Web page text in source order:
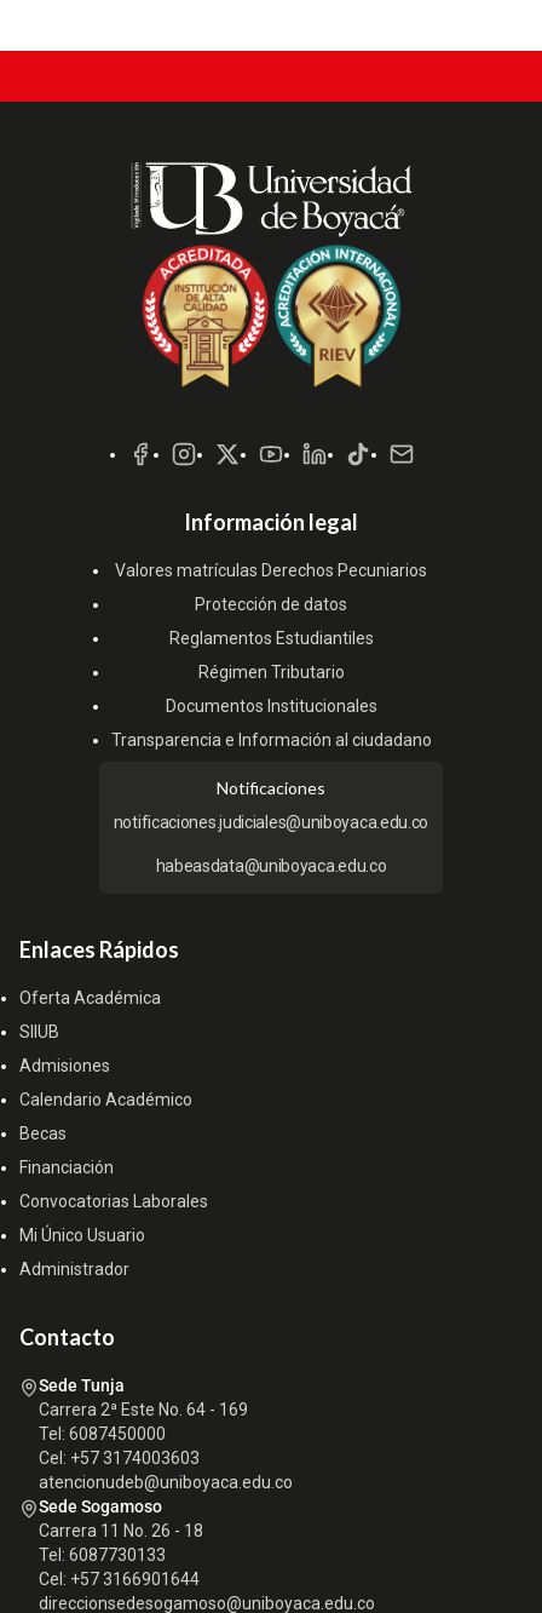
Sociales
Información legal
Valores matrículas Derechos Pecuniarios
Protección de datos
Reglamentos Estudiantiles
Régimen Tributario
Documentos Institucionales
Transparencia e Información al ciudadano
Notificaciones
notificaciones.judiciales@uniboyaca.edu.co
habeasdata@uniboyaca.edu.co
Enlaces Rápidos
Oferta Académica
SIIUB
Admisiones
Calendario Académico
Becas
Financiación
Convocatorias Laborales
Mi Único Usuario
Administrador
Contacto
Sede Tunja
Carrera 2ª Este No. 64 - 169
Tel: 6087450000
Cel: +57 3174003603
atencionudeb@uniboyaca.edu.co
Sede Sogamoso
Carrera 11 No. 26 - 18
Tel: 6087730133
Cel: +57 3166901644
direccionsedesogamoso@uniboyaca.edu.co